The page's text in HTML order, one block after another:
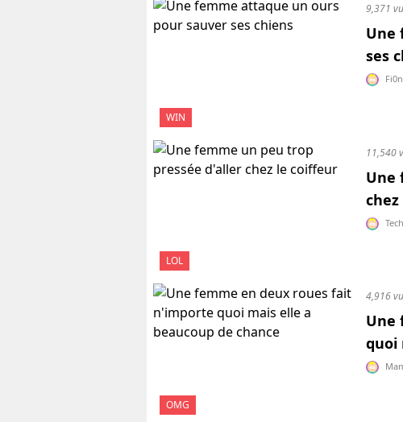
WIN
9,371
Une
ses
Fi0n
LOL
11,540
Une
OMG
4,916
Une
quoi